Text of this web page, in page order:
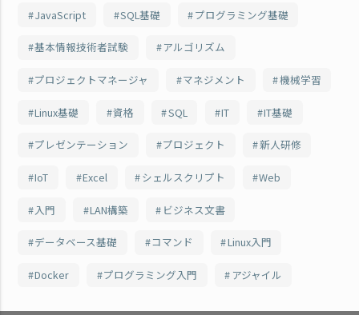
JavaScript SQL基礎 プログラミング基礎
基本情報技術者試験 アルゴリズム
プロジェクトマネージャ マネジメント 機械学習
Linux基礎 資格 SQL IT IT基礎
プレゼンテーション プロジェクト 新人研修
IoT Excel シェルスクリプト Web
入門 LAN構築 ビジネス文書
データベース基礎 コマンド Linux入門
Docker プログラミング入門 アジャイル